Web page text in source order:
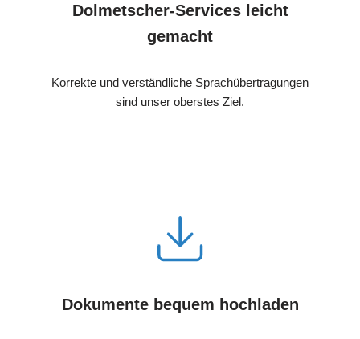
Dolmetscher-Services leicht
gemacht
Korrekte und verständliche Sprachübertragungen
sind unser oberstes Ziel.
Dokumente bequem hochladen